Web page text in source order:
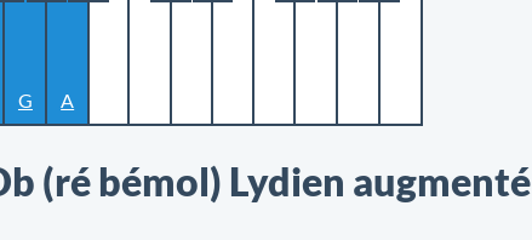
G A
(ré bémol) Lydien augmenté